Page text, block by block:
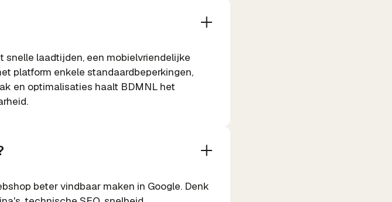
snelle laadtijden, een mobielvriendelijke
platform enkele standaardbeperkingen,
en optimalisaties haalt BDMNL het
beter vindbaar maken in Google. Denk